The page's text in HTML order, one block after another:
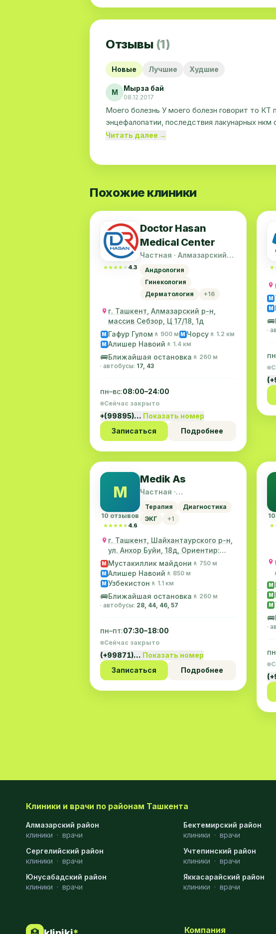
Отзывы (1)
Новые Лучшие Худшие
М Мырза бай
08.12.2017
Моего болезнь У моего болезн говорит то КТ
энцефалопатии, последствия лакунарных
смешанной замесительной ассиметричной
Читать далее →
Похожие клиники
★★★★★
★★★★★ 4.3
Doctor Hasan
Medical Center
Частная · Алмазарский
Андрология
Гинекология
Дерматология
+16
г. Ташкент, Алмазарский р-н,
массив Себзор, Ц 17/18, 1д
M Гафур Гулом 🚶 900 м M Чорсу 🚶 1.2 км
M Алишер Навоий 🚶 1.4 км
🚌Ближайшая остановка 🚶 260 м
· автобусы: 17, 43
пн–вс:08:00–24:00
Сейчас закрыто
+(99895)… Показать номер
Записаться
Подробнее
M
M
🚌
·
M
10 отзывов
★★★★★
★★★★★ 4.6
Medik As
Частная ·
Терапия
Диагностика
ЭКГ
+1
г. Ташкент, Шайхантаурского р-н,
ул. Анхор Буйи, 18д, Ориентир:
Налоговая
M Мустакиллик майдони 🚶 750 м
M Алишер Навоий 🚶 850 м
M Узбекистон 🚶 1.1 км
🚌Ближайшая остановка 🚶 260 м
· автобусы: 28, 44, 46, 57
пн–пт:07:30–18:00
Сейчас закрыто
(+99871)… Показать номер
Записаться
Подробнее
M
M
M
🚌
·
Клиники и врачи по районам Ташкента
Алмазарский район
клиники · врачи
Бектемирский район
клиники · врачи
Сергелийский район
клиники · врачи
Учтепинский район
клиники · врачи
Юнусабадский район
клиники · врачи
Яккасарайский район
клиники · врачи
Компания